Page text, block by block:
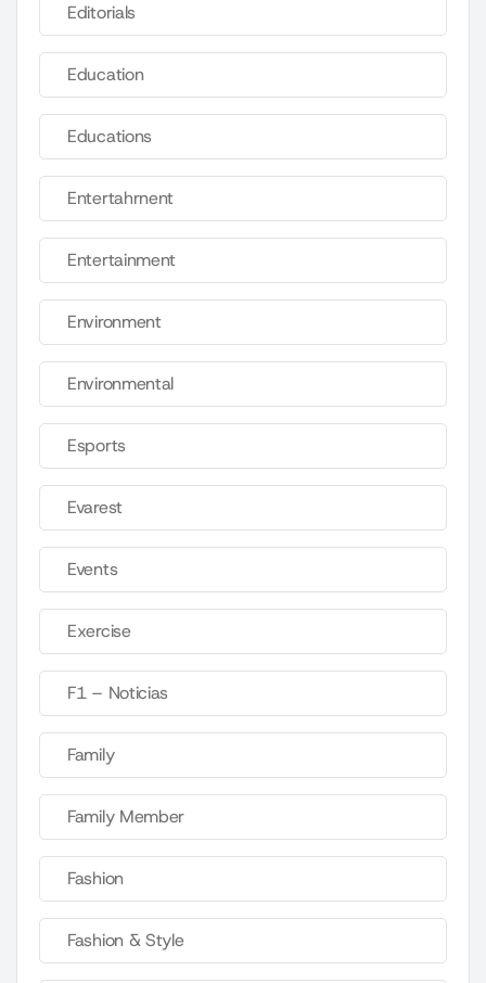
Editorials
Education
Educations
Entertahrnent
Entertainment
Environment
Environmental
Esports
Evarest
Events
Exercise
F1 – Noticias
Family
Family Member
Fashion
Fashion & Style